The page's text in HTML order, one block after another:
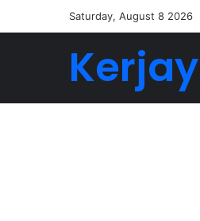
Saturday, August 8 2026